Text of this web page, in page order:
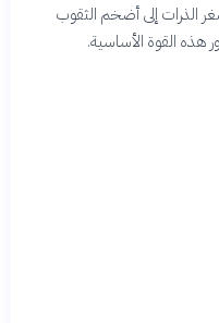
الذرات إلى أضخم الثقوب
هذه القوة الأساسية.